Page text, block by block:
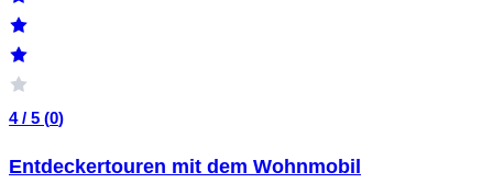
4 / 5 (0)
Entdeckertouren mit dem Wohnmobil